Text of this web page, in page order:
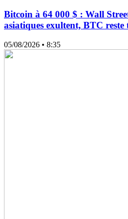
Bitcoin à 64 000 $ : Wall
asiatiques exultent, BTC
05/08/2026 • 8:35